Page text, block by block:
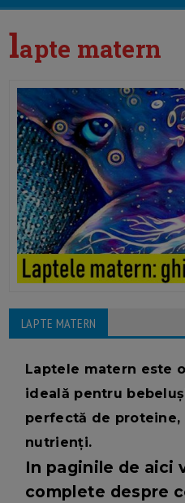
lapte matern
LAPTE MATERN
Laptele matern este
ideală pentru
perfectă de proteine,
nutrienți.
In paginile de aici
complete despre